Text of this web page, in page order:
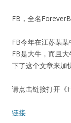
FB，全名
FB今年在江苏某
FB是大牛，而且
下了这个文章来加
请点击链接打开《
链接